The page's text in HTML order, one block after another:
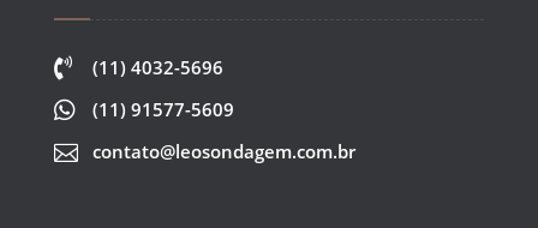
 (11) 4032-5696

(11) 91577-5609

contato@leosondagem.com.br